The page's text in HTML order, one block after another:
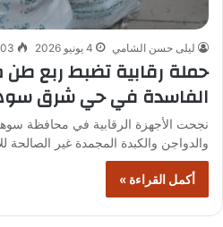
ليلى حسن الشامي 4 يونيو 2026
حملة رقابية تضبط ربع طن
الفاسدة في حي شرق
نجحت الأجهزة الرقابية في محافظة
والدواجن والكبدة المجمدة غير الصالحة
أكمل القراءة »